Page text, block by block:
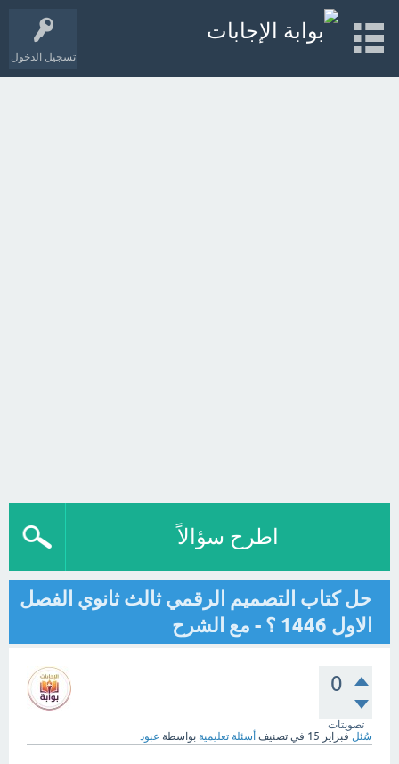
تسجيل الدخول
اطرح سؤالاً
حل كتاب التصميم الرقمي ثالث ثانوي الفصل
الاول 1446 ؟ - مع الشرح
0
تصويتات
سُئل فبراير 15 في تصنيف أسئلة تعليمية بواسطة عبود